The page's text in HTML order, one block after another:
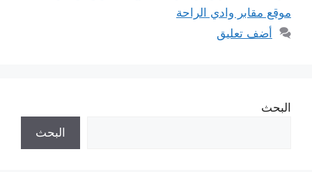
موقع مقابر وادي الراحة
أضف تعليق
البحث
البحث